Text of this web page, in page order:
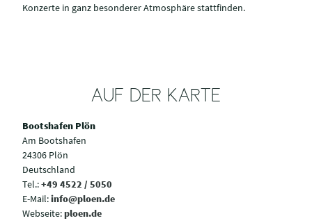
Konzerte in ganz besonderer Atmosphäre stattfinden.
AUF DER KARTE
Bootshafen Plön
Am Bootshafen
24306 Plön
Deutschland
Tel.:+49 4522 / 5050
E-Mail:info@ploen.de
Webseite:ploen.de